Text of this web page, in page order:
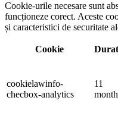
Cookie-urile necesare sunt
funcționeze corect. Aceste
și caracteristici de securitate
Cookie
cookielawinfo-
checbox-analytics
11